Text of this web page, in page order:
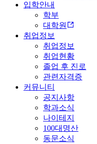
입학안내
학부
대학원
취업정보
취업정보
취업현황
졸업 후 진로
관련자격증
커뮤니티
공지사항
학과소식
나이테지
100대명산
동문소식